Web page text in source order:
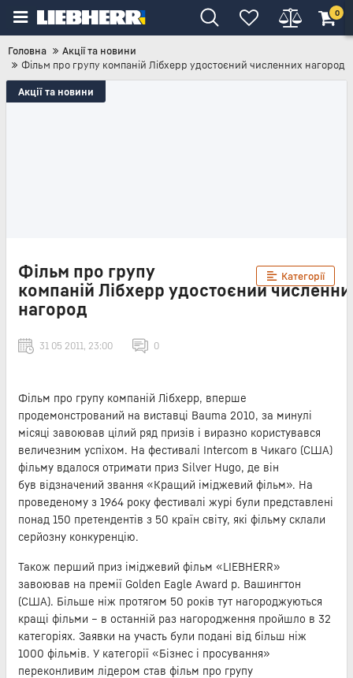
0
Головна
Акції та новини
Фільм про групу компаній Лібхерр удостоєний численних нагород
Акції та новини
Фільм про групу
компаній Лібхерр удостоєний
нагород
Категорії
31 05 2011, 23:00 0
Фільм про групу компаній Лібхерр, вперше
продемонстрований на виставці Bauma 2010, за минулі
місяці завоював цілий ряд призів і виразно користувався
величезним успіхом. На фестивалі Intercom в Чикаго (США)
фільму вдалося отримати приз Silver Hugo, де він
був відзначений звання «Кращий іміджевий фільм». На
проведеному з 1964 року фестивалі журі були представлені
понад 150 претендентів з 50 країн світу, які фільму склали
серйозну конкуренцію.
Також перший приз іміджевий фільм «LIEBHERR»
завоював на премії Golden Eagle Award р. Вашингтон
(США). Більше ніж протягом 50 років тут нагороджуються
кращі фільми – в останній раз нагородження пройшло в 32
категоріях. Заявки на участь були подані від більш ніж
1000 фільмів. У категорії «Бізнес і просування»
переконливим лідером став фільм про групу